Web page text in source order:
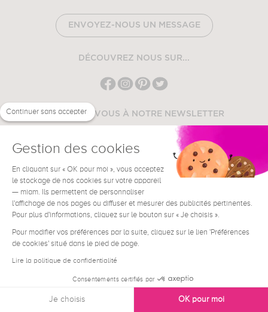
ENVOYEZ-NOUS UN MESSAGE
DÉCOUVREZ NOUS SUR...
INSCRIVEZ-VOUS À NOTRE NEWSLETTER
OK
Continuer sans accepter
Gestion des cookies
En cliquant sur « OK pour moi », vous acceptez
le stockage de nos cookies sur votre appareil
— miam. Ils permettent de personnaliser
l'affichage de nos pages ou diffuser et mesurer des publicités pertinentes.
Pour plus d'informations, cliquez sur le bouton sur « Je choisis ».
Pour modifier vos préférences par la suite, cliquez sur le lien 'Préférences
de cookies' situé dans le pied de page.
Lire la politique de confidentialité
Consentements certifiés par
Je choisis OK pour moi